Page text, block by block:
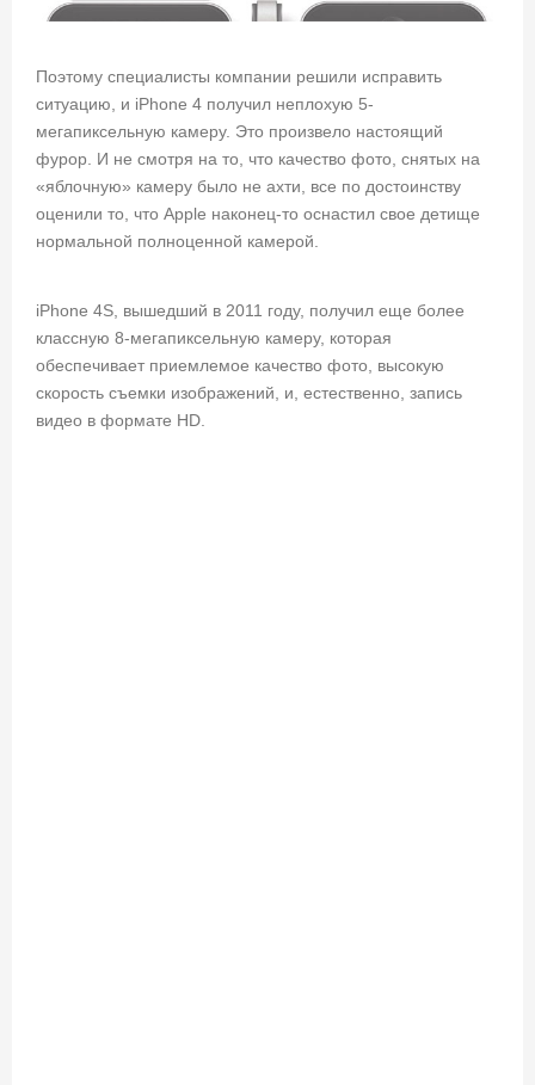
Поэтому специалисты компании решили исправить
ситуацию, и iPhone 4 получил неплохую 5-
мегапиксельную камеру. Это произвело настоящий
фурор. И не смотря на то, что качество фото, снятых на
«яблочную» камеру было не ахти, все по достоинству
оценили то, что Apple наконец-то оснастил свое детище
нормальной полноценной камерой.
iPhone 4S, вышедший в 2011 году, получил еще более
классную 8-мегапиксельную камеру, которая
обеспечивает приемлемое качество фото, высокую
скорость съемки изображений, и, естественно, запись
видео в формате HD.